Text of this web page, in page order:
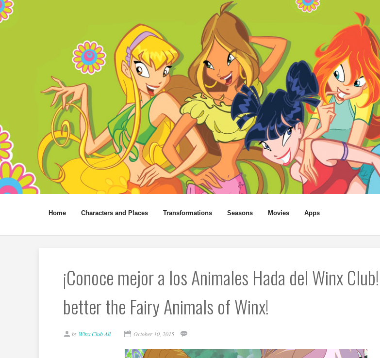
Home Characters and Places Transformations Seasons Movies Apps
¡Conoce mejor a los Animales Hada del Winx
better the Fairy Animals of Winx!
by Winx Club All October 10, 2015